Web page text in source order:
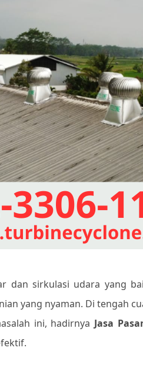
dan sirkulasi udara yang
yang nyaman. Di tengah
ini, hadirnya Jasa